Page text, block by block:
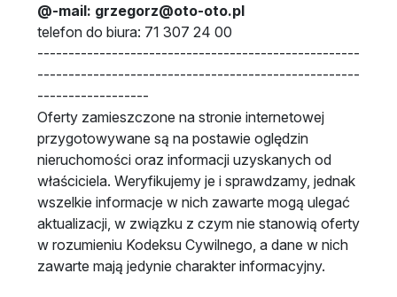
@-mail: grzegorz@oto-oto.pl
telefon do biura: 71 307 24 00
----------------------------------------------------
----------------------------------------------------
------------------
Oferty zamieszczone na stronie internetowej
przygotowywane są na postawie oględzin
nieruchomości oraz informacji uzyskanych od
właściciela. Weryfikujemy je i sprawdzamy, jednak
wszelkie informacje w nich zawarte mogą ulegać
aktualizacji, w związku z czym nie stanowią oferty
w rozumieniu Kodeksu Cywilnego, a dane w nich
zawarte mają jedynie charakter informacyjny.